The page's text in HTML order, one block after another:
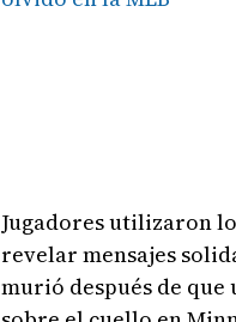
Jugadores utilizaron
revelar mensajes
murió después de